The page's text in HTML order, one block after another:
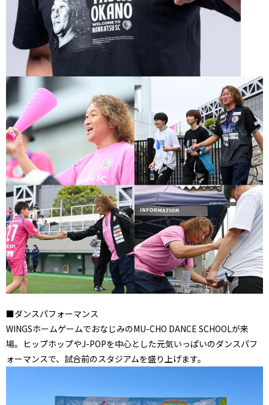
■ダンスパフォーマンス
WINGSホームゲームでおなじみのMU-CHO DANCE SCHOOLが来
場。ヒップホップやJ-POPを中心とした元気いっぱいのダンスパフ
ォーマンスで、試合前のスタジアムを盛り上げます。